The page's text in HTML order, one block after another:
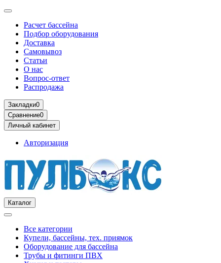
Расчет бассейна
Подбор оборудования
Доставка
Самовывоз
Статьи
О нас
Вопрос-ответ
Распродажа
Закладки0
Сравнение0
Личный кабинет
Авторизация
Каталог
Все категории
Купели, бассейны, тех. приямок
Оборудование для бассейна
Трубы и фитинги ПВХ